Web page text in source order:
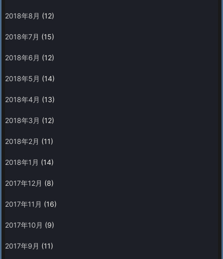
2018年8月 (12)
2018年7月 (15)
2018年6月 (12)
2018年5月 (14)
2018年4月 (13)
2018年3月 (12)
2018年2月 (11)
2018年1月 (14)
2017年12月 (8)
2017年11月 (16)
2017年10月 (9)
2017年9月 (11)